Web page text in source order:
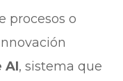
procesos o
AI, sistema que